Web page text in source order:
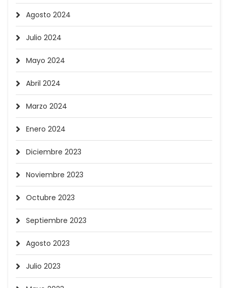
Agosto 2024
Julio 2024
Mayo 2024
Abril 2024
Marzo 2024
Enero 2024
Diciembre 2023
Noviembre 2023
Octubre 2023
Septiembre 2023
Agosto 2023
Julio 2023